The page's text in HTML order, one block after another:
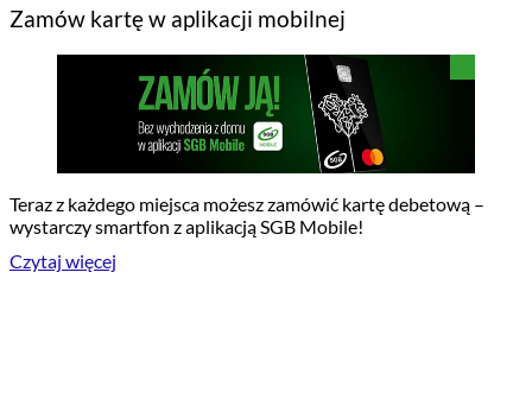
Zamów kartę w aplikacji mobilnej
Teraz z każdego miejsca możesz zamówić kartę debetową –
wystarczy smartfon z aplikacją SGB Mobile!
Czytaj więcej